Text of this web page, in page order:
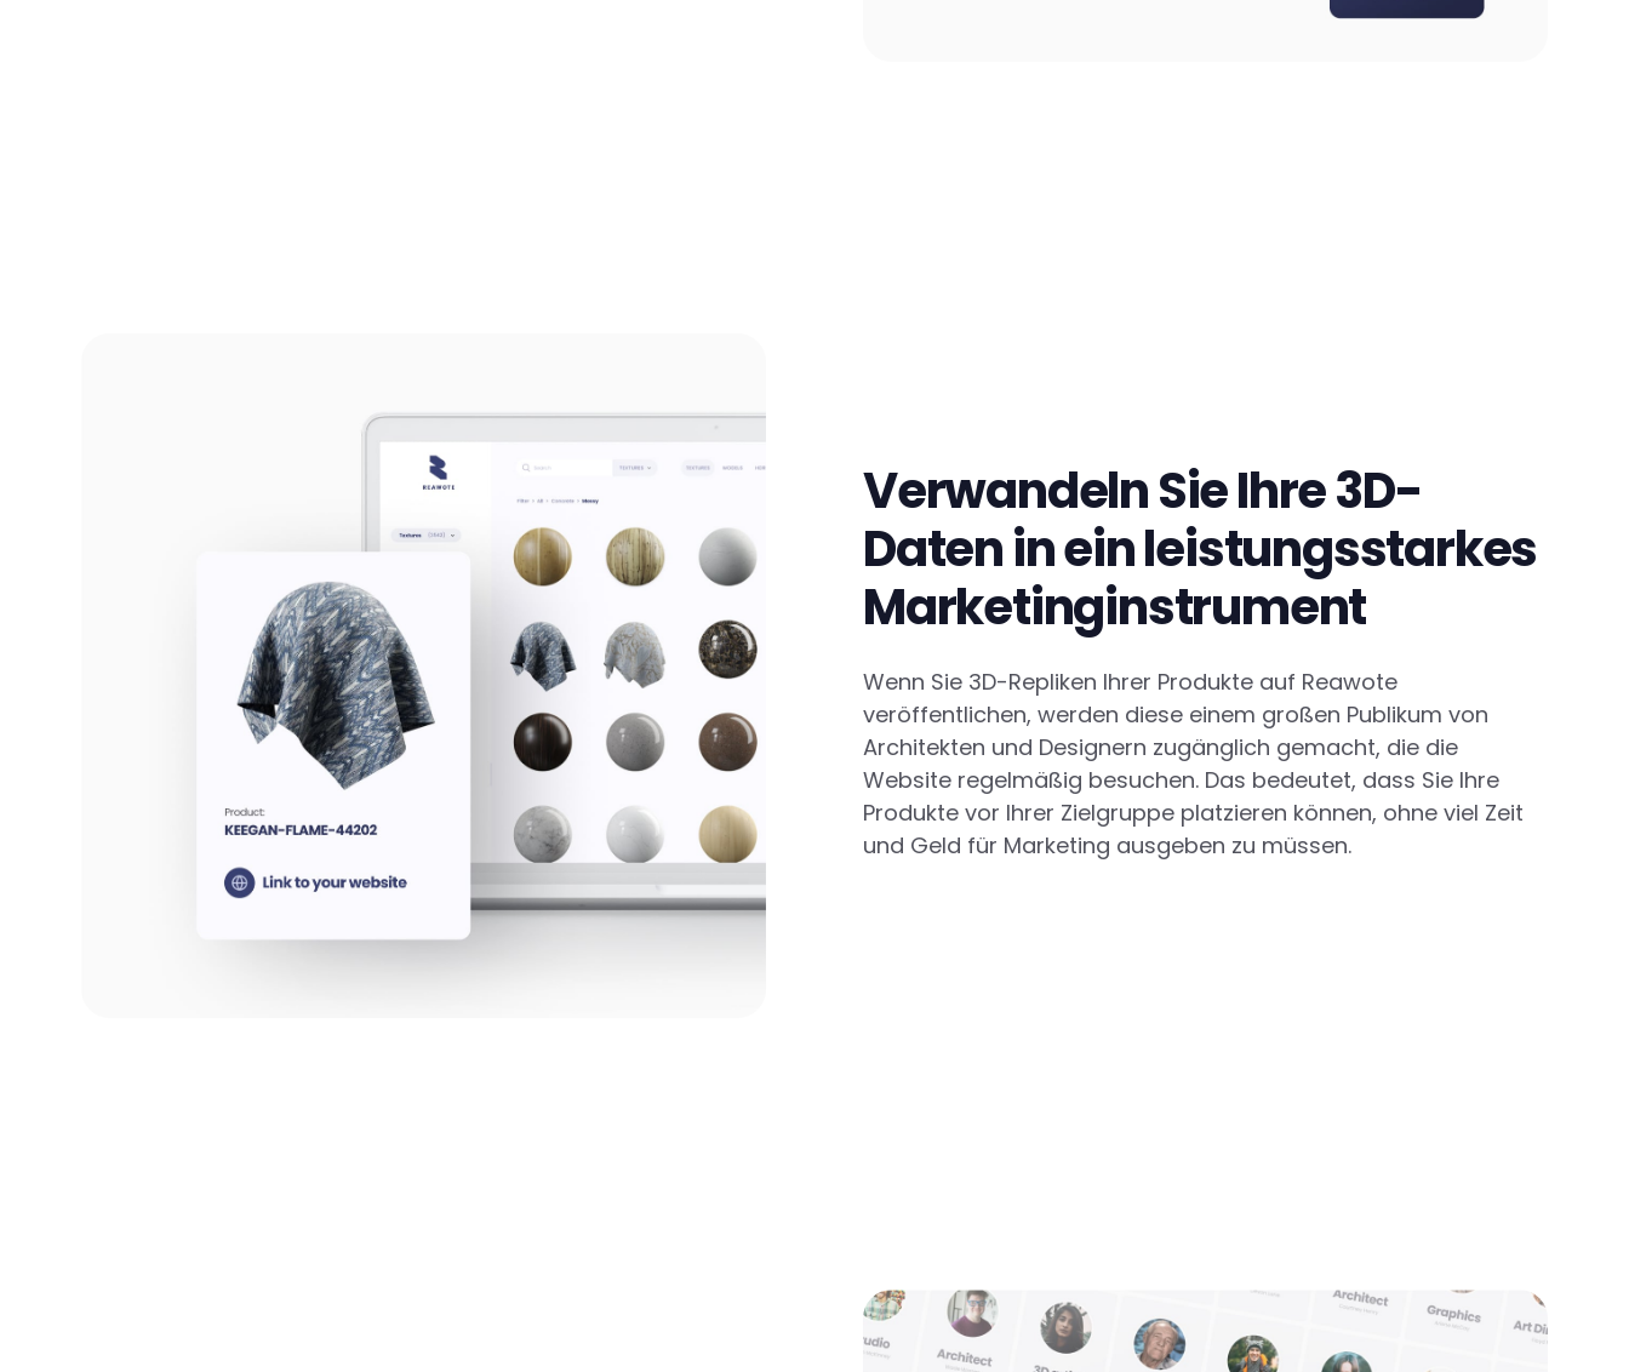
Verwandeln Sie Ihre 3D-
Daten in ein leistungsstarkes
Marketinginstrument
Wenn Sie 3D-Repliken Ihrer Produkte auf Reawote
veröffentlichen, werden diese einem großen Publikum von
Architekten und Designern zugänglich gemacht, die die
Website regelmäßig besuchen. Das bedeutet, dass Sie Ihre
Produkte vor Ihrer Zielgruppe platzieren können, ohne viel Zeit
und Geld für Marketing ausgeben zu müssen.